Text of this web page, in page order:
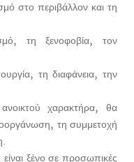
στο περιβάλλον και τη
τη ξενοφοβία, τον
τη διαφάνεια, την
χαρακτήρα, θα
τη συμμετοχή
ξένο σε προσωπικές